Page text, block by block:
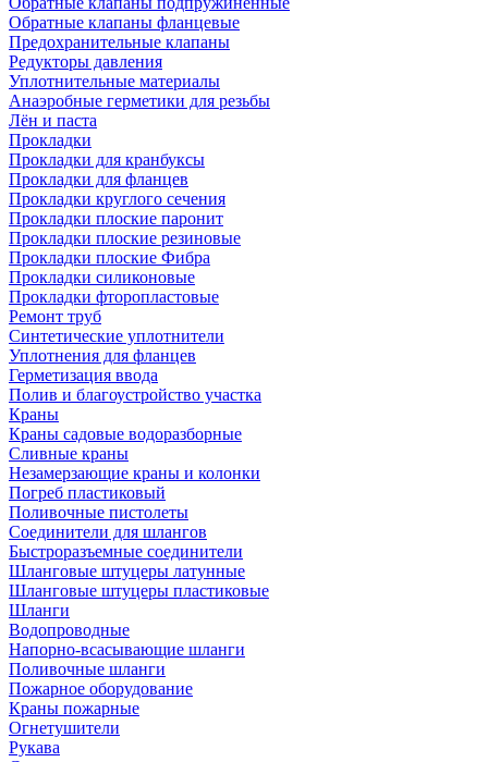
Обратные клапаны фланцевые
Предохранительные клапаны
Редукторы давления
Уплотнительные материалы
Анаэробные герметики для резьбы
Лён и паста
Прокладки
Прокладки для кранбуксы
Прокладки для фланцев
Прокладки круглого сечения
Прокладки плоские паронит
Прокладки плоские резиновые
Прокладки плоские Фибра
Прокладки силиконовые
Прокладки фторопластовые
Ремонт труб
Синтетические уплотнители
Уплотнения для фланцев
Герметизация ввода
Полив и благоустройство участка
Краны
Краны садовые водоразборные
Сливные краны
Незамерзающие краны и колонки
Погреб пластиковый
Поливочные пистолеты
Соединители для шлангов
Быстроразъемные соединители
Шланговые штуцеры латунные
Шланговые штуцеры пластиковые
Шланги
Водопроводные
Напорно-всасывающие шланги
Поливочные шланги
Пожарное оборудование
Краны пожарные
Огнетушители
Рукава